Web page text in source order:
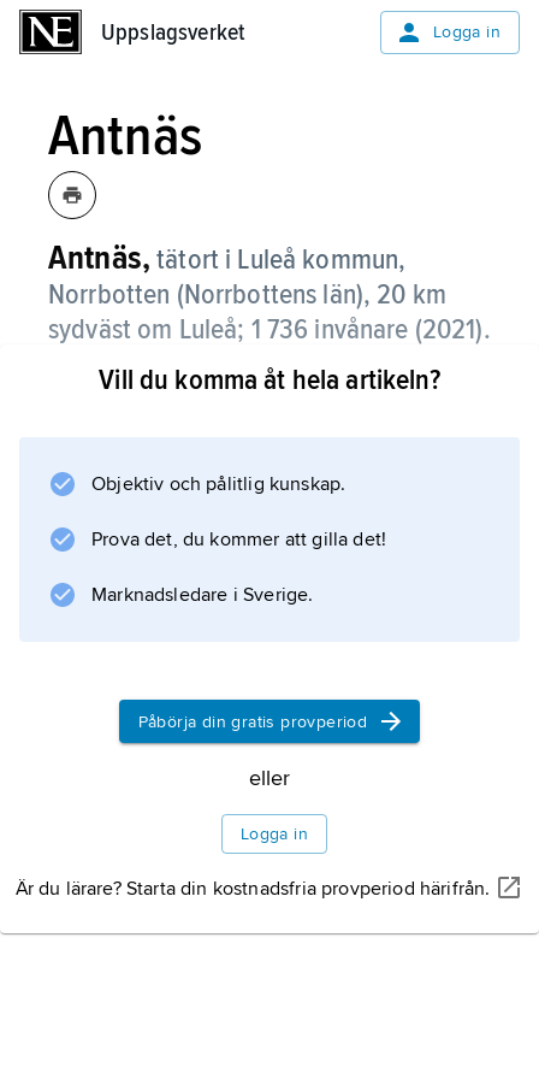
Uppslagsverket Logga in
Antnäs
Antnäs, tätort i Luleå kommun,
Norrbotten (Norrbottens län), 20 km
sydväst om Luleå; 1 736 invånare (2021).
Antnäs är främst bostadsort med
Information om artikeln
Vill du komma åt hela artikeln?
Objektiv och pålitlig kunskap.
Prova det, du kommer att gilla det!
Marknadsledare i Sverige.
Påbörja din gratis provperiod
eller
Logga in
Är du lärare? Starta din kostnadsfria provperiod härifrån.